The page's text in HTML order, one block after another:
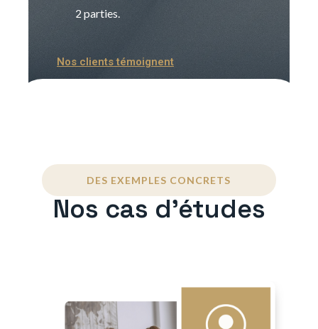
2 parties.
Nos clients témoignent
DES EXEMPLES CONCRETS
Nos cas d'études